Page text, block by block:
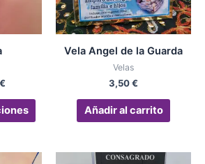
€
opciones
de
Vela Angel de la Guarda
Velas
3,50€
Añadir al carrito
Este